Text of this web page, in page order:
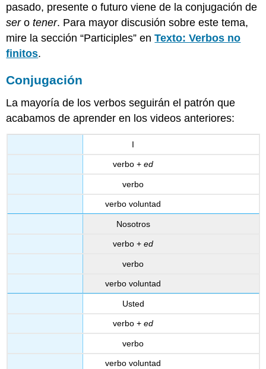
pasado, presente o futuro viene de la conjugación de
serotener. Para mayor discusión sobre este tema,
mire la sección “Participles” enTexto: Verbos no
finitos.
Conjugación
La mayoría de los verbos seguirán el patrón que
acabamos de aprender en los videos anteriores:
I
verbo + ed
verbo
verbo voluntad
Nosotros
verbo + ed
verbo
verbo voluntad
Usted
verbo + ed
verbo
verbo voluntad